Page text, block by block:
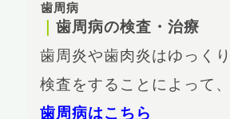
歯周病
歯周病の検査・治療
歯周炎や歯肉炎はゆっく
検査をすることによって
歯周病はこちら